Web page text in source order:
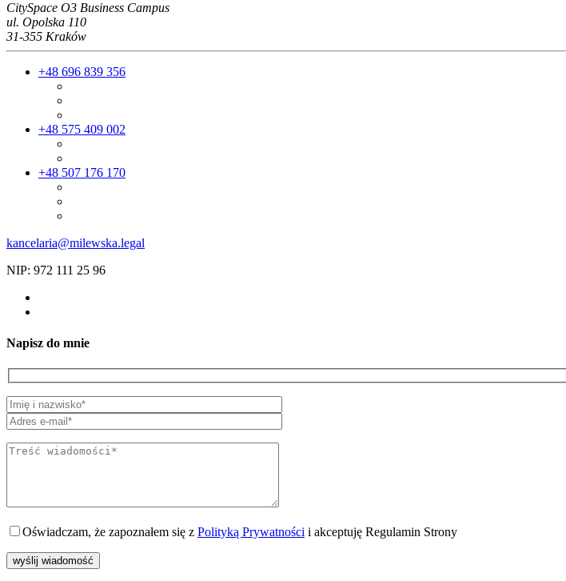
CitySpace O3 Business Campus
ul. Opolska 110
31-355 Kraków
+48 696 839 356
+48 575 409 002
+48 507 176 170
kancelaria@milewska.legal
NIP: 972 111 25 96
Napisz do mnie
Oświadczam, że zapoznałem się z Polityką Prywatności i akceptuję Regulamin Strony